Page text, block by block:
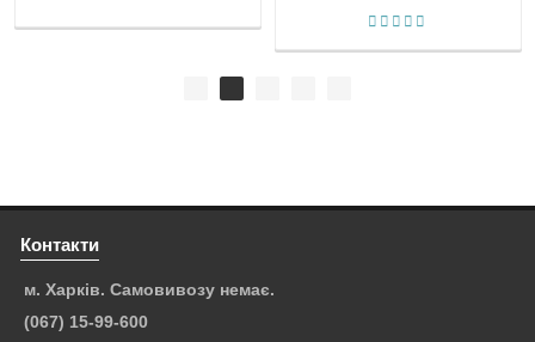
Контакти
м. Харків. Самовивозу немає.
(067) 15-99-600